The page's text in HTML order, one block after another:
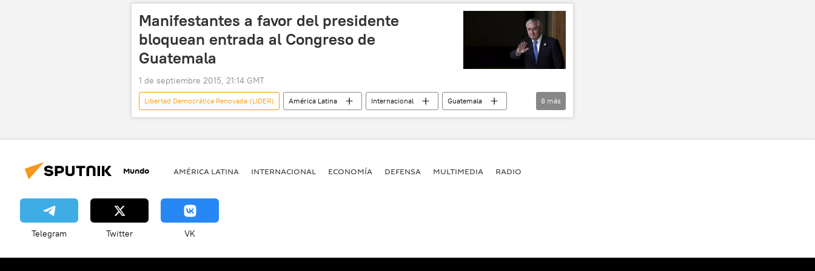
Manifestantes a favor del presidente
bloquean entrada al Congreso de
Guatemala
1 de septiembre 2015, 21:14 GMT
Libertad Democrática Renovada (LIDER) América Latina Internacional
Guatemala
Otto Pérez Molina
Congreso de Guatemala
Unidad de Acción Sindical y Popular (UASP)
8 más
Mundo AMÉRICA LATINA INTERNACIONAL ECONOMÍA DEFENSA MULTIMEDIA RADIO
Telegram Twitter VK